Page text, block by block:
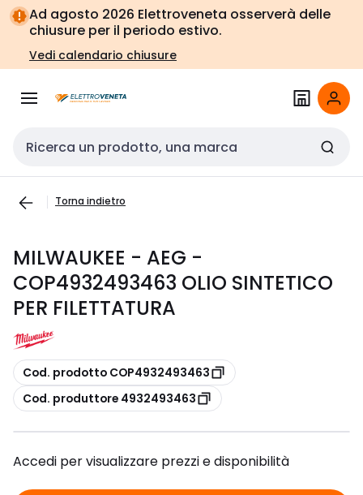
Vai alla
navigazione
Vai
alla
pagina
Ad agosto 2026 Elettroveneta osserverà delle
chiusure per il periodo estivo.
Vedi calendario chiusure
Cerca input
Torna indietro
MILWAUKEE - AEG -
COP4932493463 OLIO SINTETICO
PER FILETTATURA
copia
Cod. prodotto COP4932493463
copia
Cod. produttore 4932493463
Accedi per visualizzare prezzi e disponibilità